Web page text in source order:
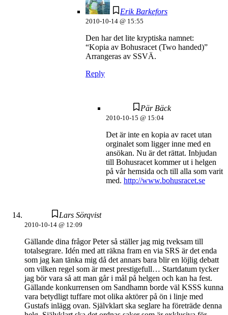
Erik Barkefors
2010-10-14 @ 15:55
Den har det lite kryptiska namnet:
“Kopia av Bohusracet (Two handed)”
Arrangeras av SSVÄ.
Reply
Pär Bäck
2010-10-15 @ 15:04
Det är inte en kopia av racet utan
orginalet som ligger inne med en
ansökan. Nu är det rättat. Inbjudan
till Bohusracet kommer ut i helgen
på vår hemsida och till alla som varit
med. http://www.bohusracet.se
Lars Sörqvist
2010-10-14 @ 12:09
Gällande dina frågor Peter så ställer jag mig tveksam till
totalsegrare. Idén med att räkna fram en via SRS är det enda
som jag kan tänka mig då det annars bara blir en löjlig debatt
om vilken regel som är mest prestigefull… Startdatum tycker
jag bör vara så att man går i mål på helgen och kan ha fest.
Gällande konkurrensen om Sandhamn borde väl KSSS kunna
vara betydligt tuffare mot olika aktörer på ön i linje med
Gustafs inlägg ovan. Självklart ska seglare ha företräde denna